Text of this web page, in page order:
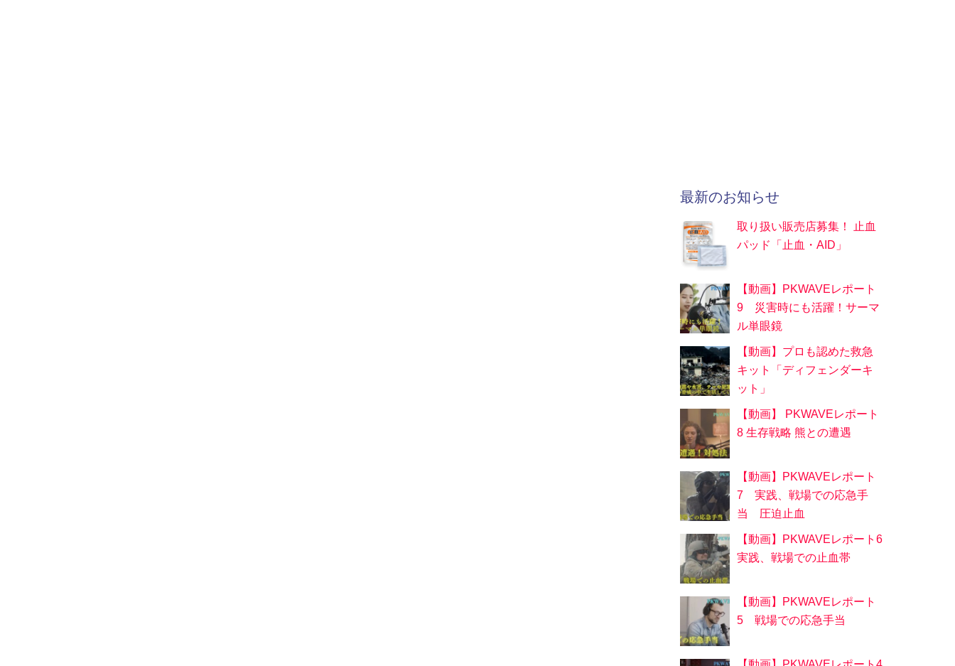
最新のお知らせ
取り扱い販売店募集！ 止血
パッド「止血・AID」
【動画】PKWAVEレポート
9 災害時にも活躍！サーマ
ル単眼鏡
【動画】プロも認めた救急
キット「ディフェンダーキ
ット」
【動画】 PKWAVEレポート
8 生存戦略 熊との遭遇
【動画】PKWAVEレポート
7 実践、戦場での応急手
当 圧迫止血
【動画】PKWAVEレポート6
実践、戦場での止血帯
【動画】PKWAVEレポート
5 戦場での応急手当